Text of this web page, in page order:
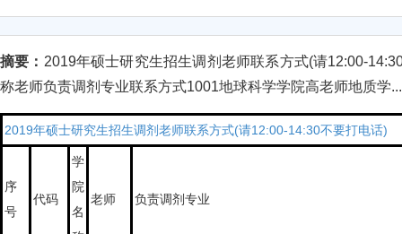
摘要： 2019年硕士研究生招生调剂老师联系方式(请12:00-
称老师负责调剂专业联系方式1001地球科学学院高老师地质学...
2019年硕士研究生招生调剂老师联系方式(请12:00-14:30不要打电话)
序
号
代码
学
院
名
老师 负责调剂专业